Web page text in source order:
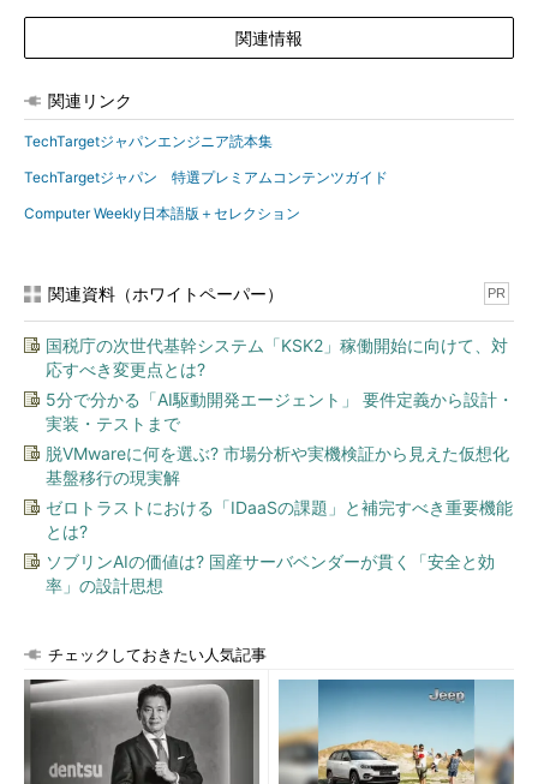
関連情報
関連リンク
TechTargetジャパンエンジニア読本集
TechTargetジャパン 特選プレミアムコンテンツガイド
Computer Weekly日本語版＋セレクション
関連資料（ホワイトペーパー） PR
国税庁の次世代基幹システム「KSK2」稼働開始に向けて、対
応すべき変更点とは?
5分で分かる「AI駆動開発エージェント」 要件定義から設計・
実装・テストまで
脱VMwareに何を選ぶ? 市場分析や実機検証から見えた仮想化
基盤移行の現実解
ゼロトラストにおける「IDaaSの課題」と補完すべき重要機能
とは?
ソブリンAIの価値は? 国産サーバベンダーが貫く「安全と効
率」の設計思想
チェックしておきたい人気記事